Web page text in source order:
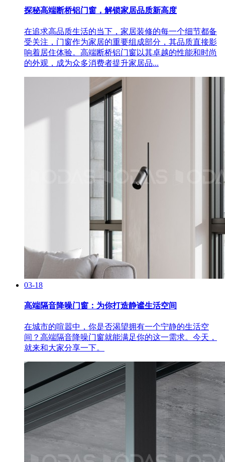
探秘高端断桥铝门窗，解锁家居品质新高度
在追求高品质生活的当下，家居装修的每一个细节都备
受关注，门窗作为家居的重要组成部分，其品质直接影
响着居住体验。高端断桥铝门窗以其卓越的性能和时尚
的外观，成为众多消费者提升家居品...
03-18
高端隔音降噪门窗：为你打造静谧生活空间
在城市的喧嚣中，你是否渴望拥有一个宁静的生活空
间？高端隔音降噪门窗就能满足你的这一需求。今天，
就来和大家分享一下。